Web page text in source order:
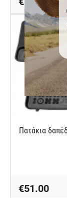
Πατάκια
€51.00